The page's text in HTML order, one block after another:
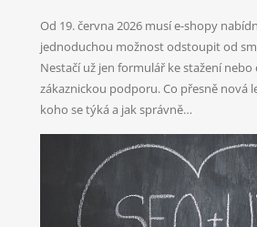
Od 19. června 2026 musí e-shopy
jednoduchou možnost odstoupit od
Nestačí už jen formulář ke stažení nebo
zákaznickou podporu. Co přesně nová
koho se týká a jak správně…